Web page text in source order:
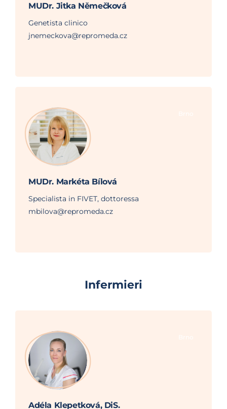
MUDr. Jitka Němečková
Genetista clinico
jnemeckova@repromeda.cz
MUDr. Markéta Bílová
Specialista in FIVET, dottoressa
mbilova@repromeda.cz
Infermieri
Adéla Klepetková, DiS.